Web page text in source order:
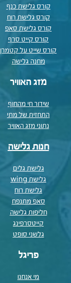
קורס גלישת כנף
קורס גלישת רוח
קורס גלישת סאפ
קורס קייט סרף
קורס שייט על קטמרן
מחנה גלישה
מזג האוויר
שידור חי מהחוף
התחזית של מתי
נתוני מזג האוויר
חנות גלישה
גלישת גלים
גלישת wing
גלישת רוח
סאפ מתנפח
חליפות גלישה
קייטסרפינג
גלשני סופט
פריגל
מי אנחנו